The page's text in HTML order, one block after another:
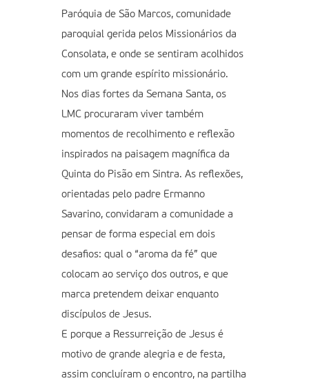
Paróquia de São Marcos, comunidade
paroquial gerida pelos Missionários da
Consolata, e onde se sentiram acolhidos
com um grande espírito missionário.
Nos dias fortes da Semana Santa, os
LMC procuraram viver também
momentos de recolhimento e reflexão
inspirados na paisagem magnífica da
Quinta do Pisão em Sintra. As reflexões,
orientadas pelo padre Ermanno
Savarino, convidaram a comunidade a
pensar de forma especial em dois
desafios: qual o “aroma da fé” que
colocam ao serviço dos outros, e que
marca pretendem deixar enquanto
discípulos de Jesus.
E porque a Ressurreição de Jesus é
motivo de grande alegria e de festa,
assim concluíram o encontro, na partilha